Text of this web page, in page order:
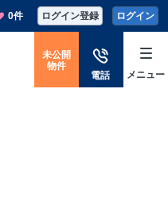
0件 ログイン登録 ログイン
電話
未公開
物件
メニュー